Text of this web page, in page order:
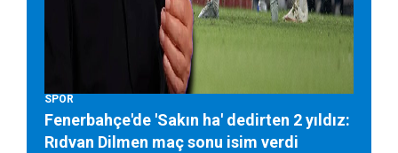
SPOR
Fenerbahçe'de 'Sakın ha' dedirten 2 yıldız:
Rıdvan Dilmen maç sonu isim verdi